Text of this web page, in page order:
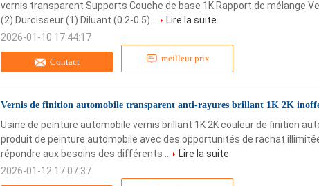
Contact meilleur prix
vernis transparent Supports Couche de base 1K Rapport de mélange
(2) Durcisseur (1) Diluant (0.2-0.5) ...
Lire la suite
2026-01-10 17:44:17
Vernis de finition automobile transparent anti-rayures brillant 1K 2K
Usine de peinture automobile vernis brillant 1K 2K couleur de finition
produit de peinture automobile avec des opportunités de rachat
répondre aux besoins des différents ...
Lire la suite
2026-01-12 17:07:37